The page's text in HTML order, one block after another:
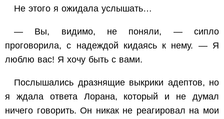
Не этого я ожидала услышать…
— Вы, видимо, не поняли, — сипло
проговорила, с надеждой кидаясь к нему. — Я
люблю вас! Я хочу быть с вами.
Послышались дразнящие выкрики адептов, но
я ждала ответа Лорана, который и не думал
ничего говорить. Он никак не реагировал на мои